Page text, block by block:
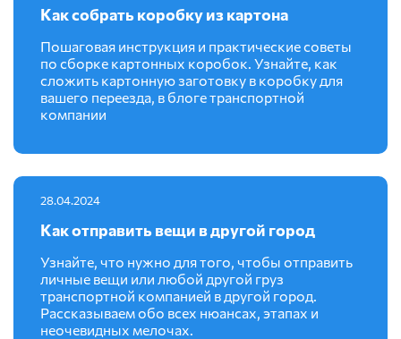
Как собрать коробку из картона
Пошаговая инструкция и практические советы
по сборке картонных коробок. Узнайте, как
сложить картонную заготовку в коробку для
вашего переезда, в блоге транспортной
компании
28.04.2024
Как отправить вещи в другой город
Узнайте, что нужно для того, чтобы отправить
личные вещи или любой другой груз
транспортной компанией в другой город.
Рассказываем обо всех нюансах, этапах и
неочевидных мелочах.